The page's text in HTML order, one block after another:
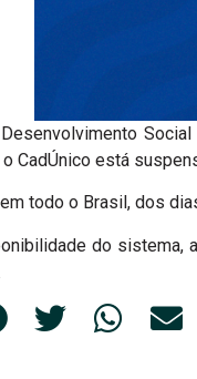
CadÚnico está
todo o Brasil, dos
do sistema,